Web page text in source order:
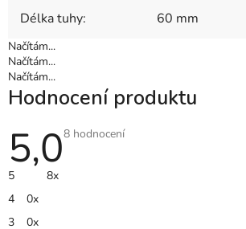
Délka tuhy: 60 mm
Načítám...
Načítám...
Načítám...
Hodnocení produktu
5,0Průměrné
8 hodnocení
5
8x
4
0x
3
0x